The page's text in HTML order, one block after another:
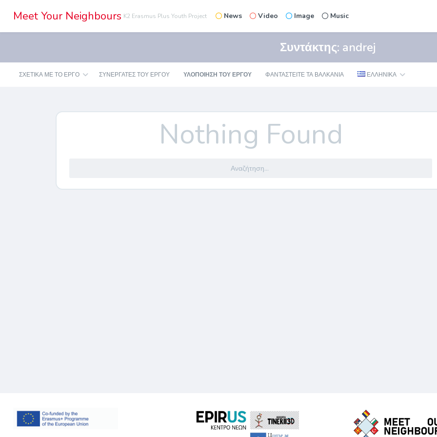
Meet Your Neighbours K2 Erasmus Plus Youth Project News Video Image Music
Συντάκτης: andrej
ΣΧΕΤΙΚΑ ΜΕ ΤΟ ΕΡΓΟ ΣΥΝΕΡΓΆΤΕΣ ΤΟΥ ΈΡΓΟΥ ΥΛΟΠΟΙΗΣΗ ΤΟΥ ΕΡΓΟΥ ΦΑΝΤΑΣΤΕΊΤΕ ΤΑ ΒΑΛΚΆΝΙΑ ΕΛΛΗΝΙΚΆ
Nothing Found